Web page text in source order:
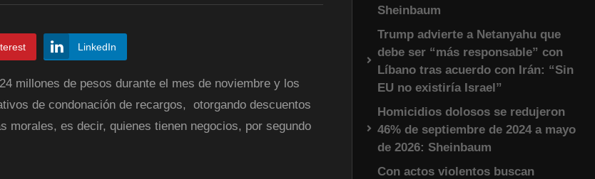
LinkedIn
millones de pesos durante el mes de noviembre y los
de condonación de recargos, otorgando descuentos
es decir, quienes tienen negocios, por segundo
Sheinbaum
Trump advierte a Netanyahu que
debe ser “más responsable” con
Líbano tras acuerdo con Irán: “Sin
EU no existiría Israel”
Homicidios dolosos se redujeron
46% de septiembre de 2024 a mayo
de 2026: Sheinbaum
Con actos violentos buscan